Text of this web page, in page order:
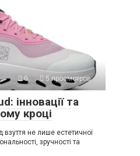
0 5 просмотров
інновації та
кроці
взуття не лише естетичної
зручності та